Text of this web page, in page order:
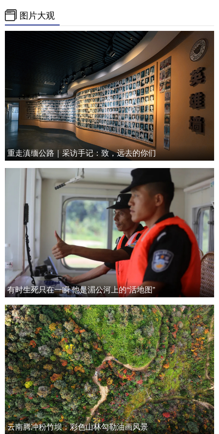
图片大观
重走滇缅公路｜采访手记：致，远去的你们
有时生死只在一瞬 他是湄公河上的“活地图”
云南腾冲粉竹坝：彩色山林勾勒油画风景